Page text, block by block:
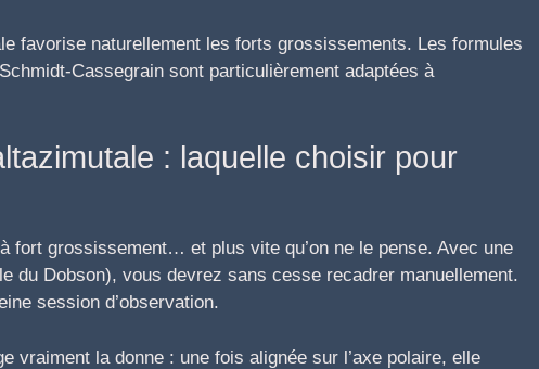
favorise naturellement les forts grossissements. Les formules
Cassegrain sont particulièrement adaptées à
: laquelle choisir pour
fort grossissement… et plus vite qu’on ne le pense. Avec une
du Dobson), vous devrez sans cesse recadrer manuellement.
session d’observation.
vraiment la donne : une fois alignée sur l’axe polaire, elle